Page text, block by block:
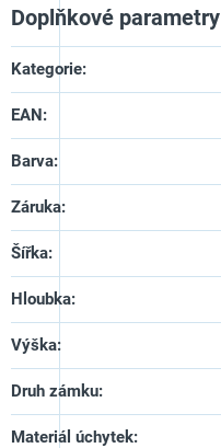
Doplňkové parametry
Kategorie:
EAN:
Barva:
Záruka:
Šířka:
Hloubka:
Výška:
Druh zámku:
Materiál úchytek: